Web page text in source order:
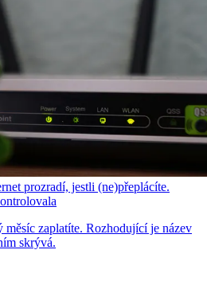
prozradí, jestli (ne)přeplácíte.
měsíc zaplatíte. Rozhodující je název
skrývá.